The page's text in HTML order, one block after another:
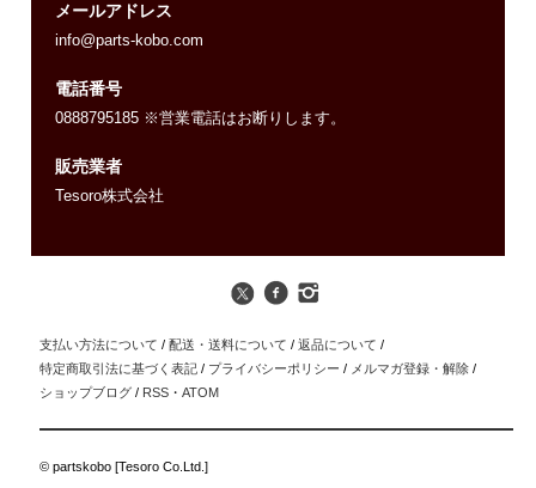
メールアドレス
info@parts-kobo.com
電話番号
0888795185 ※営業電話はお断りします。
販売業者
Tesoro株式会社
支払い方法について / 配送・送料について / 返品について /
特定商取引法に基づく表記 / プライバシーポリシー / メルマガ登録・解除 /
ショップブログ / RSS ・ATOM
© partskobo [Tesoro Co.Ltd.]